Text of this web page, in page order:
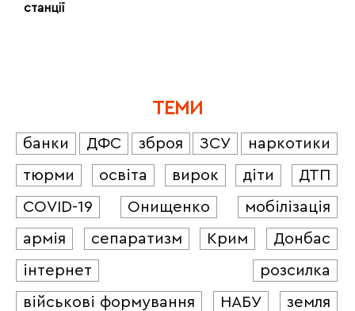
станції
ТЕМИ
банки ДФС зброя ЗСУ
наркотики
тюрми
освіта вирок діти
ДТП
COVID-19
Онищенко
мобілізація
армія
сепаратизм Крим
Донбас
інтернет
розсилка
військові формування
НАБУ
земля